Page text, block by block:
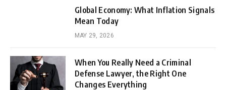
Global Economy: What Inflation Signals
Mean Today
MAY 29, 2026
When You Really Need a Criminal
Defense Lawyer, the Right One
Changes Everything